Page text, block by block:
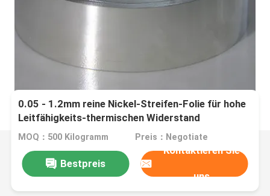
0.05 - 1.2mm reine Nickel-Streifen-Folie für hohe
Leitfähigkeits-thermischen Widerstand
MOQ：500 Kilogramm Preis：Negotiate
Bestpreis
Kontaktieren Sie
uns